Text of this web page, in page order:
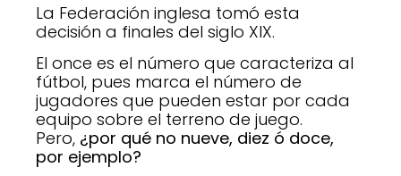
La Federación inglesa tomó esta
decisión a finales del siglo XIX.
El once es el número que caracteriza al
fútbol, pues marca el número de
jugadores que pueden estar por cada
equipo sobre el terreno de juego.
Pero, ¿por qué no nueve, diez ó doce,
por ejemplo?